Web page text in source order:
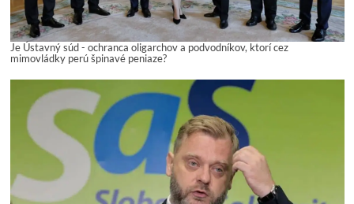
Je Ústavný súd - ochranca oligarchov a podvodníkov, ktorí cez
mimovládky perú špinavé peniaze?